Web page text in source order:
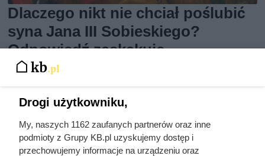
Dlaczego nikt nie chciał poślubić
syna Jana III Sobieskiego?
Odpowiedź zaskakuje
Drogi użytkowniku,
My, naszych 1162 zaufanych partnerów oraz inne
podmioty z Grupy KB.pl uzyskujemy dostęp i
przechowujemy informacje na urządzeniu oraz